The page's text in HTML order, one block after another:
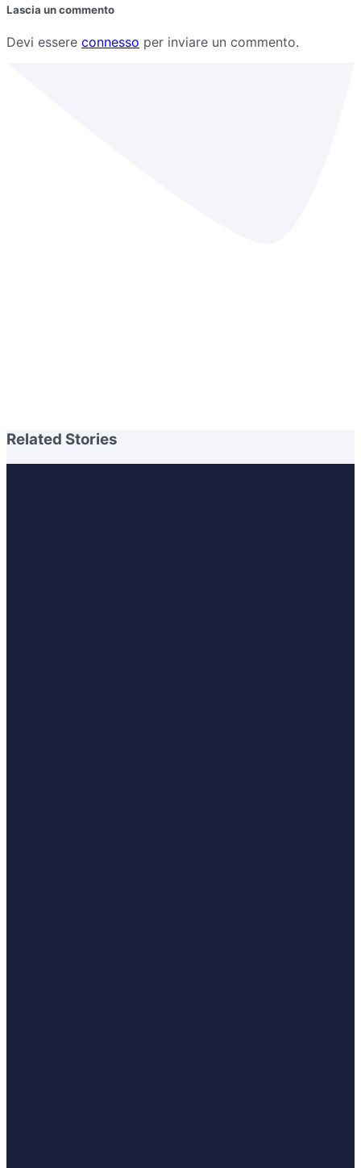
Lascia un commento
Devi essere connesso per inviare un commento.
Related Stories